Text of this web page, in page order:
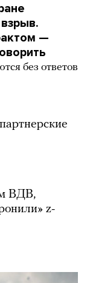
—
без ответов
ВДВ,
z-